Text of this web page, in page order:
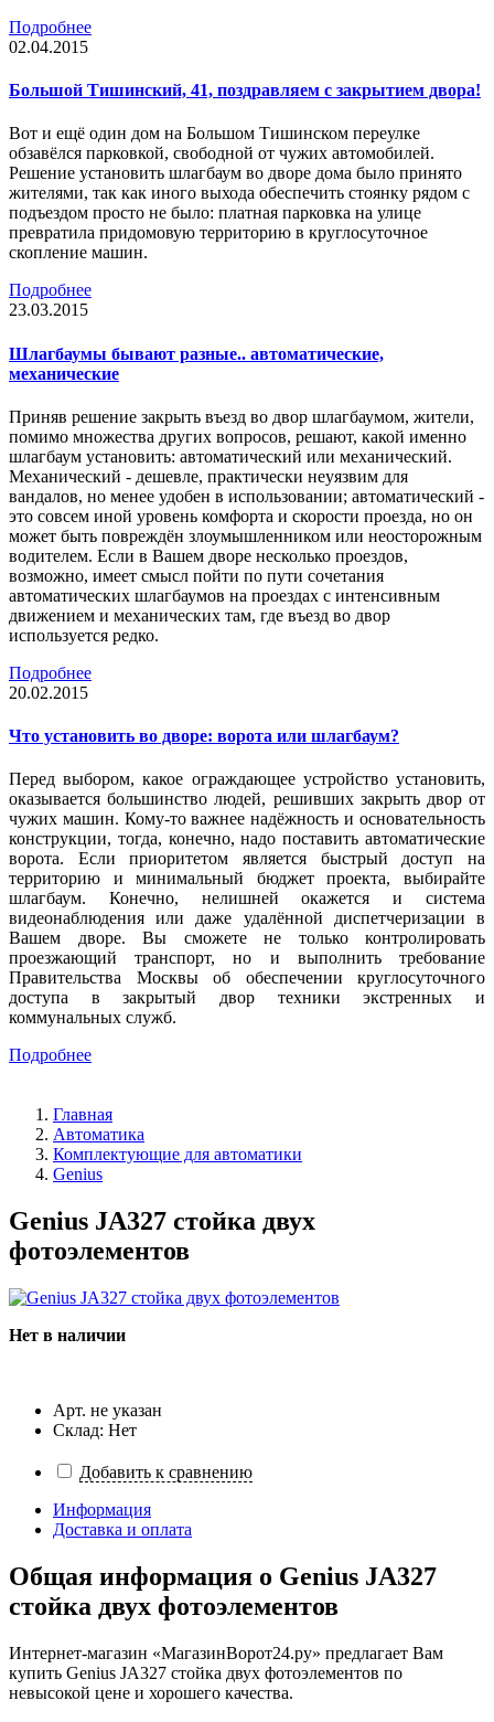
Подробнее
02.04.2015
Большой Тишинский, 41, поздравляем с закрытием двора!
Вот и ещё один дом на Большом Тишинском переулке
обзавёлся парковкой, свободной от чужих автомобилей.
Решение установить шлагбаум во дворе дома было принято
жителями, так как иного выхода обеспечить стоянку рядом с
подъездом просто не было: платная парковка на улице
превратила придомовую территорию в круглосуточное
скопление машин.
Подробнее
23.03.2015
Шлагбаумы бывают разные.. автоматические,
механические
Приняв решение закрыть въезд во двор шлагбаумом, жители,
помимо множества других вопросов, решают, какой именно
шлагбаум установить: автоматический или механический.
Механический - дешевле, практически неуязвим для
вандалов, но менее удобен в использовании; автоматический -
это совсем иной уровень комфорта и скорости проезда, но он
может быть повреждён злоумышленником или неосторожным
водителем. Если в Вашем дворе несколько проездов,
возможно, имеет смысл пойти по пути сочетания
автоматических шлагбаумов на проездах с интенсивным
движением и механических там, где въезд во двор
используется редко.
Подробнее
20.02.2015
Что установить во дворе: ворота или шлагбаум?
Перед выбором, какое ограждающее устройство установить,
оказывается большинство людей, решивших закрыть двор от
чужих машин. Кому-то важнее надёжность и основательность
конструкции, тогда, конечно, надо поставить автоматические
ворота. Если приоритетом является быстрый доступ на
территорию и минимальный бюджет проекта, выбирайте
шлагбаум. Конечно, нелишней окажется и система
видеонаблюдения или даже удалённой диспетчеризации в
Вашем дворе. Вы сможете не только контролировать
проезжающий транспорт, но и выполнить требование
Правительства Москвы об обеспечении круглосуточного
доступа в закрытый двор техники экстренных и
коммунальных служб.
Подробнее
Главная
Автоматика
Комплектующие для автоматики
Genius
Genius JA327 стойка двух
фотоэлементов
Нет в наличии
Арт. не указан
Склад: Нет
Добавить к сравнению
Информация
Доставка и оплата
Общая информация о Genius JA327
стойка двух фотоэлементов
Интернет-магазин «МагазинВорот24.ру» предлагает Вам
купить Genius JA327 стойка двух фотоэлементов по
невысокой цене и хорошего качества.